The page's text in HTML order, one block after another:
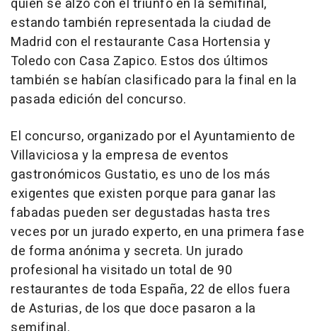
quien se alzó con el triunfo en la semifinal,
estando también representada la ciudad de
Madrid con el restaurante Casa Hortensia y
Toledo con Casa Zapico. Estos dos últimos
también se habían clasificado para la final en la
pasada edición del concurso.
El concurso, organizado por el Ayuntamiento de
Villaviciosa y la empresa de eventos
gastronómicos Gustatio, es uno de los más
exigentes que existen porque para ganar las
fabadas pueden ser degustadas hasta tres
veces por un jurado experto, en una primera fase
de forma anónima y secreta. Un jurado
profesional ha visitado un total de 90
restaurantes de toda España, 22 de ellos fuera
de Asturias, de los que doce pasaron a la